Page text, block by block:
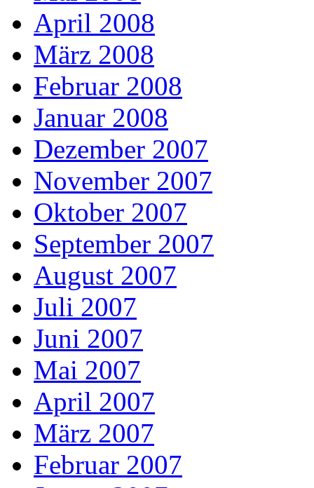
April 2008
März 2008
Februar 2008
Januar 2008
Dezember 2007
November 2007
Oktober 2007
September 2007
August 2007
Juli 2007
Juni 2007
Mai 2007
April 2007
März 2007
Februar 2007